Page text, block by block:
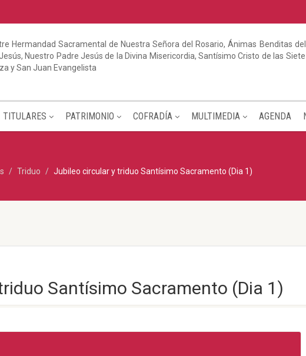
Hermandad Sacramental de Nuestra Señora del Rosario, Ánimas Benditas
Nuestro Padre Jesús de la Divina Misericordia, Santísimo Cristo de las
y San Juan Evangelista
TITULARES PATRIMONIO COFRADÍA MULTIMEDIA AGENDA
Triduo Jubileo circular y triduo Santísimo Sacramento (Dia 1)
Santísimo Sacramento (Dia 1)